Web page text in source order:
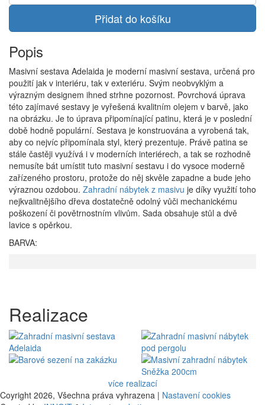
Přidat do košíku
Popis
Masivní sestava Adelaida je moderní masivní sestava, určená pro
použití jak v interiéru, tak v exteriéru. Svým neobvyklým a
výrazným designem ihned strhne pozornost. Povrchová úprava
této zajímavé sestavy je vyřešená kvalitním olejem v barvě, jako
na obrázku. Je to úprava připomínající patinu, která je v poslední
době hodně populární. Sestava je konstruována a vyrobená tak,
aby co nejvíc připomínala styl, který prezentuje. Právě patina se
stále častěji využívá i v moderních interiérech, a tak se rozhodně
nemusíte bát umístit tuto masivní sestavu i do vysoce moderně
zařízeného prostoru, protože do něj skvěle zapadne a bude jeho
výraznou ozdobou. Zahradní nábytek z masivu je díky využití toho
nejkvalitnějšího dřeva dostatečně odolný vůči mechanickému
poškození či povětrnostním vlivům. Sada obsahuje stůl a dvě
lavice s opěrkou.
BARVA:
Realizace
více realizací
Coyright 2026, Všechna práva vyhrazena | Nastavení cookies